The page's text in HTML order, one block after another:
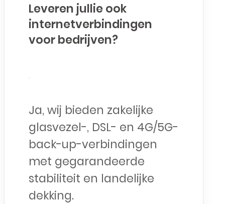
Leveren jullie ook
internetverbindingen
voor bedrijven?
Ja, wij bieden zakelijke
glasvezel-, DSL- en 4G/5G-
back-up-verbindingen
met gegarandeerde
stabiliteit en landelijke
dekking.